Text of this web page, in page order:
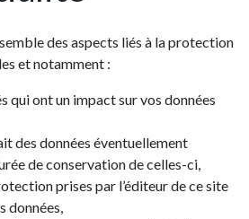
des aspects liés à la protection
et notamment :
qui ont un impact sur vos données
des données éventuellement
de conservation de celles-ci,
prises par l’éditeur de ce site
données,